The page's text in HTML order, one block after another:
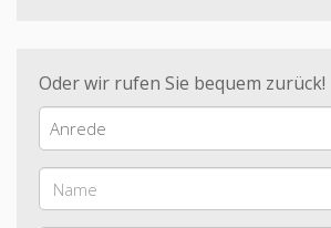
Oder wir rufen Sie bequem zurück!
Anrede